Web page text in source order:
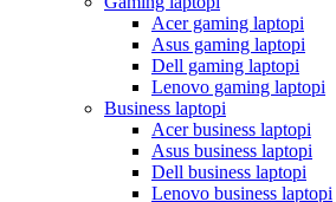
Acer gaming laptopi
Asus gaming laptopi
Dell gaming laptopi
Lenovo gaming laptopi
Business laptopi
Acer business laptopi
Asus business laptopi
Dell business laptopi
Lenovo business laptopi